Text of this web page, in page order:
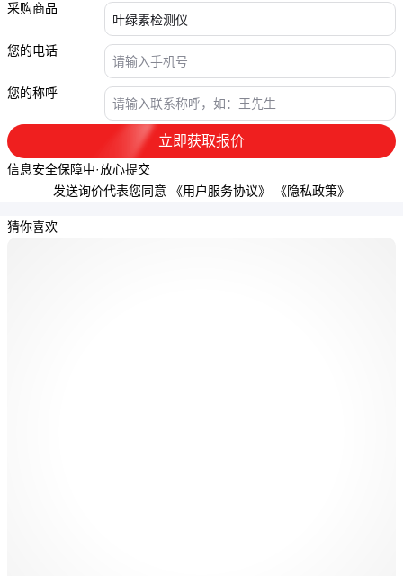
采购商品
您的电话
您的称呼
立即获取报价
信息安全保障中·放心提交
发送询价代表您同意 《用户服务协议》 《隐私政策》
猜你喜欢